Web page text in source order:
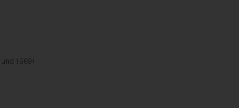
1969)